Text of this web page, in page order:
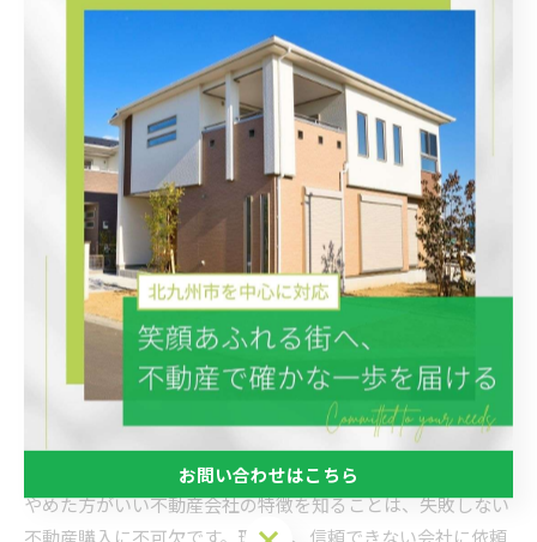
不動産購入で注意したい契約上のリスク管理
不動産購入では契約上のリスク管理が重要です。なぜなら、
契約内容の理解不足や確認漏れが後のトラブルにつながるか
らです。例えば、売買契約書や重要事項説明書に記載された
内容を細かく確認しないと、想定外の費用や責任問題が発生
することがあります。具体的には、専門用語や条項の意味を
事前に調べ、必要に応じて不動産会社や専門家に質問しまし
ょう。契約書のチェックリストを活用し、一項目ずつ確認す
ることも有効です。こうしたリスク管理を徹底することで、
不動産購入後の安心につながります。
やめた方がいい不動産会社の特徴と見分け方
やめた方がいい不動産会社の特徴を知ることは、失敗しない
不動産購入に不可欠です。理由は、信頼できない会社に依頼
お問い合わせはこちら
お問い合わせはこちら